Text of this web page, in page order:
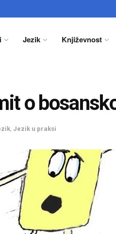
Jezik Književnost
o
Jezik u praksi